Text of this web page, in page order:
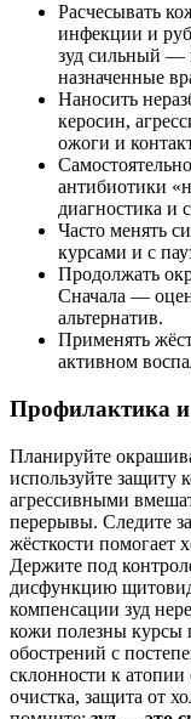
Расчесывать
инфекции и
зуд сильный —
назначенные
Наносить
керосин,
ожоги и
антибиотики
диагностика и
Часто менять
курсами и с
Продолжать
Сначала —
альтернатив.
Применять
активном
Профилактика и
Планируйте
используйте защиту
агрессивными
перерывы. Следите
жёсткости помогает
Держите под
дисфункцию
компенсации зуд
кожи полезны курсы
обострений с
склонности к атопии
очистка, защита от